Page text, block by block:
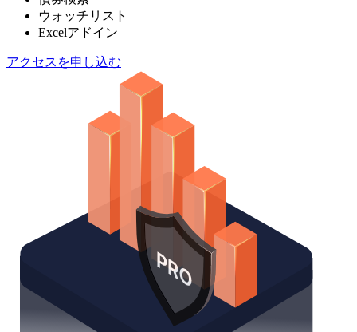
ウォッチリスト
Excelアドイン
アクセスを申し込む